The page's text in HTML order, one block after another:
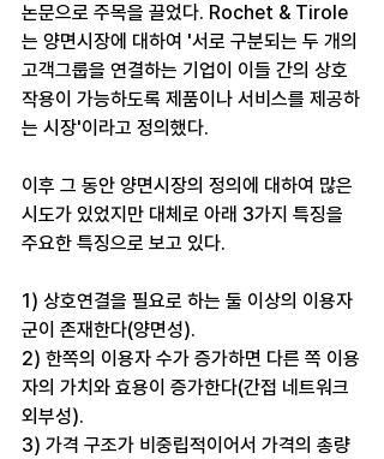
논문으로 주목을 끌었다. Rochet & Tirole
는 양면시장에 대하여 '서로 구분되는 두 개의
고객그룹을 연결하는 기업이 이들 간의 상호
작용이 가능하도록 제품이나 서비스를 제공하
는 시장'이라고 정의했다. ​
이후 그 동안 양면시장의 정의에 대하여 많은
시도가 있었지만 대체로 아래 3가지 특징을
주요한 특징으로 보고 있다. ​
1) 상호연결을 필요로 하는 둘 이상의 이용자
군이 존재한다(양면성).
2) 한쪽의 이용자 수가 증가하면 다른 쪽 이용
자의 가치와 효용이 증가한다(간접 네트워크
외부성).
3) 가격 구조가 비중립적이어서 가격의 총량